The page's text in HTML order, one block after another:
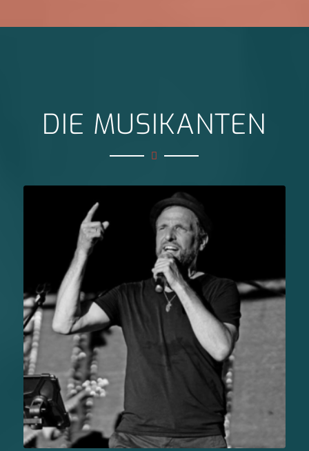
DIE MUSIKANTEN